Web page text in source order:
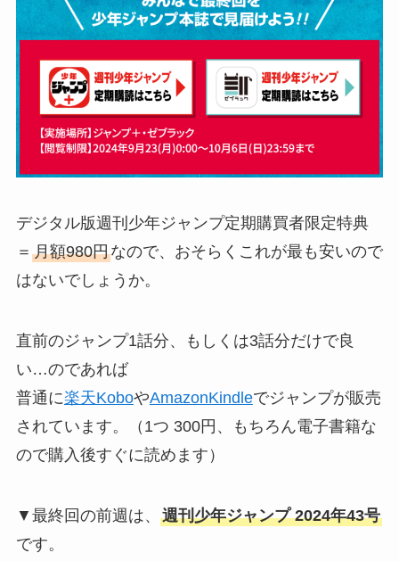
デジタル版週刊少年ジャンプ定期購買者限定特典
＝ 月額980円なので、おそらくこれが最も安いので
はないでしょうか。
直前のジャンプ1話分、もしくは3話分だけで良
い…のであれば
普通に楽天KoboやAmazonKindleでジャンプが販売
されています。（1つ 300円、もちろん電子書籍な
ので購入後すぐに読めます）
▼最終回の前週は、 週刊少年ジャンプ 2024年43号
です。